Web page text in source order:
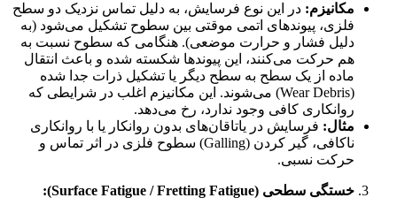
مکانیزم: در این نوع فرسایش، به دلیل تماس نزدیک دو سطح
فلزی، پیوندهای اتمی موقتی بین سطوح تشکیل می‌شود (به
دلیل فشار و حرارت موضعی). هنگامی که سطوح نسبت به
هم حرکت می‌کنند، این پیوندها شکسته شده و باعث انتقال
ماده از یک سطح به سطح دیگر یا تشکیل ذرات جدا شده
(Wear Debris) می‌شوند. این مکانیزم اغلب در شرایطی که
روانکاری کافی وجود ندارد، رخ می‌دهد.
مثال: فرسایش در یاتاقان‌های بدون روانکار یا با روانکاری
ناکافی، گیر کردن (Galling) سطوح فلزی در اثر تماس و
حرکت نسبی.
خستگی سطحی (Surface Fatigue / Fretting Fatigue):